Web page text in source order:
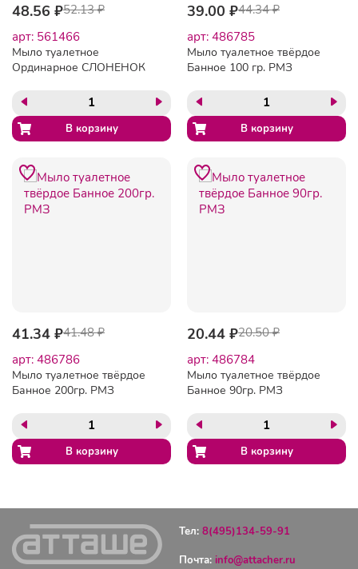
48.56 ₽52.13 ₽
арт: 561466
Мыло туалетное
Ординарное СЛОНЕНОК
39.00 ₽44.34 ₽
арт: 486785
Мыло туалетное твёрдое
Банное 100 гр. РМЗ
41.34 ₽41.48 ₽
арт: 486786
Мыло туалетное твёрдое
Банное 200гр. РМЗ
20.44 ₽20.50 ₽
арт: 486784
Мыло туалетное твёрдое
Банное 90гр. РМЗ
Тел: 8(495)134-59-91
Почта: info@attacher.ru